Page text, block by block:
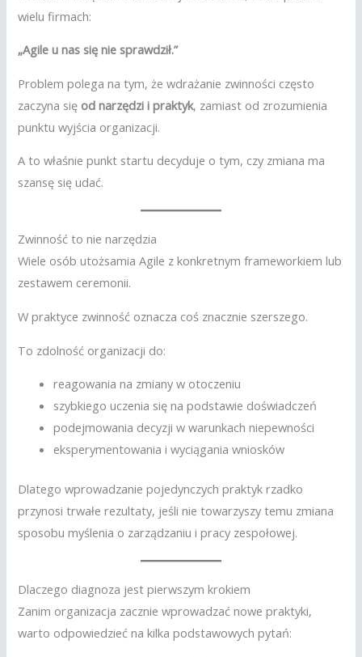
wielu firmach:
„Agile u nas się nie sprawdził.”
Problem polega na tym, że wdrażanie zwinności często
zaczyna się od narzędzi i praktyk, zamiast od zrozumienia
punktu wyjścia organizacji.
A to właśnie punkt startu decyduje o tym, czy zmiana ma
szansę się udać.
Zwinność to nie narzędzia
Wiele osób utożsamia Agile z konkretnym frameworkiem lub
zestawem ceremonii.
W praktyce zwinność oznacza coś znacznie szerszego.
To zdolność organizacji do:
reagowania na zmiany w otoczeniu
szybkiego uczenia się na podstawie doświadczeń
podejmowania decyzji w warunkach niepewności
eksperymentowania i wyciągania wniosków
Dlatego wprowadzanie pojedynczych praktyk rzadko
przynosi trwałe rezultaty, jeśli nie towarzyszy temu zmiana
sposobu myślenia o zarządzaniu i pracy zespołowej.
Dlaczego diagnoza jest pierwszym krokiem
Zanim organizacja zacznie wprowadzać nowe praktyki,
warto odpowiedzieć na kilka podstawowych pytań: